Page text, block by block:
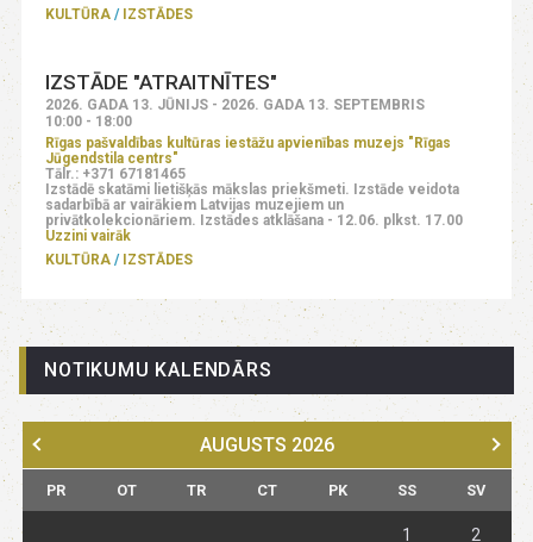
KULTŪRA
IZSTĀDES
IZSTĀDE "ATRAITNĪTES"
2026. GADA 13. JŪNIJS - 2026. GADA 13. SEPTEMBRIS
10:00 - 18:00
Rīgas pašvaldības kultūras iestāžu apvienības muzejs "Rīgas
Jūgendstila centrs"
Tālr.: +371 67181465
Izstādē skatāmi lietišķās mākslas priekšmeti. Izstāde veidota
sadarbībā ar vairākiem Latvijas muzejiem un
privātkolekcionāriem. Izstādes atklāšana - 12.06. plkst. 17.00
Uzzini vairāk
KULTŪRA
IZSTĀDES
NOTIKUMU KALENDĀRS
AUGUSTS 2026
PR OT TR CT PK SS SV
1 2